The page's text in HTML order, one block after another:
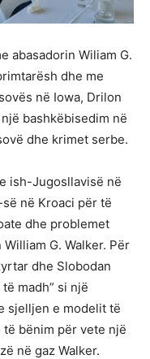
abasadorin Wiliam G.
dhe me
në Iowa, Drilon
bashkëbisedim në
dhe krimet serbe.
ish-Jugosllavisë në
në Kroaci për të
dhe problemet
G. Walker. Për
dhe Slobodan
madh” si një
sjelljen e modelit të
bënim për vete një
në gaz Walker.